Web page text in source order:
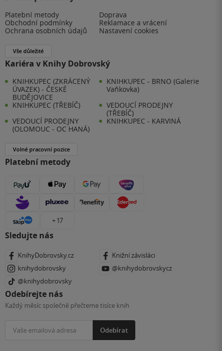
Platební metody
Doprava
Obchodní podmínky
Reklamace a vrácení
Ochrana osobních údajů
Nastavení cookies
Vše důležité
Kariéra v Knihy Dobrovský
KNIHKUPEC (ZKRÁCENÝ
ÚVAZEK) - ČESKÉ
BUDĚJOVICE
KNIHKUPEC - BRNO (Galerie
Vaňkovka)
KNIHKUPEC (TŘEBÍČ)
VEDOUCÍ PRODEJNY
(TŘEBÍČ)
VEDOUCÍ PRODEJNY
(OLOMOUC - OC HANÁ)
KNIHKUPEC - KARVINÁ
Volné pracovní pozice
Platební metody
+ 17
Sledujte nás
KnihyDobrovsky.cz
Knižní závisláci
knihydobrovsky
@knihydobrovskycz
@knihydobrovsky
Odebírejte nás
Každý měsíc společně přečteme tisíce knih
Odebírat